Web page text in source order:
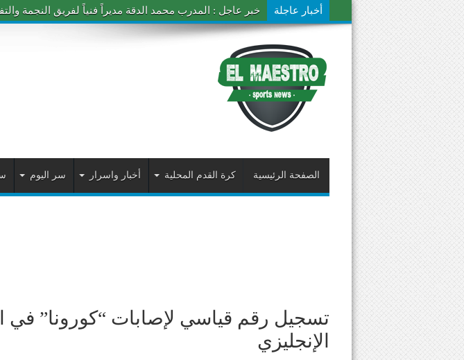
أخبار عاجلة خبر عاجل : المدرب محمد الدقة مديراً فنياً لفريق النجمة
الصفحة الرئيسية كرة القدم المحلية أخبار واسرار سر اليوم
تسجيل رقم قياسي لإصابات “كورونا” في
الإنجليزي